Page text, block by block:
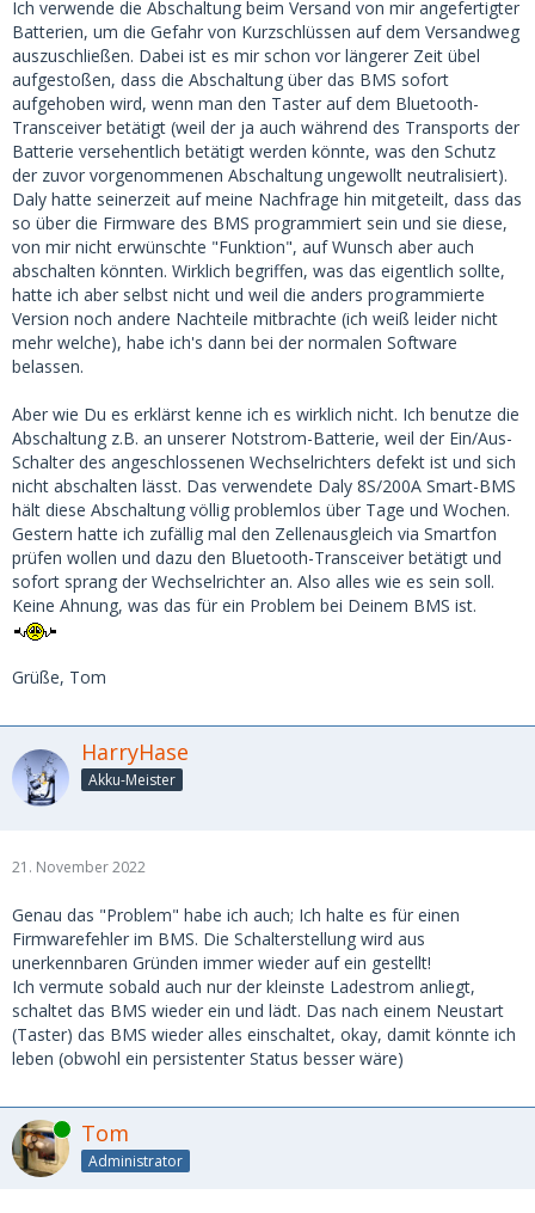
Ich verwende die Abschaltung beim Versand von mir angefertigter
Batterien, um die Gefahr von Kurzschlüssen auf dem Versandweg
auszuschließen. Dabei ist es mir schon vor längerer Zeit übel
aufgestoßen, dass die Abschaltung über das BMS sofort
aufgehoben wird, wenn man den Taster auf dem Bluetooth-
Transceiver betätigt (weil der ja auch während des Transports der
Batterie versehentlich betätigt werden könnte, was den Schutz
der zuvor vorgenommenen Abschaltung ungewollt neutralisiert).
Daly hatte seinerzeit auf meine Nachfrage hin mitgeteilt, dass das
so über die Firmware des BMS programmiert sein und sie diese,
von mir nicht erwünschte "Funktion", auf Wunsch aber auch
abschalten könnten. Wirklich begriffen, was das eigentlich sollte,
hatte ich aber selbst nicht und weil die anders programmierte
Version noch andere Nachteile mitbrachte (ich weiß leider nicht
mehr welche), habe ich's dann bei der normalen Software
belassen.
Aber wie Du es erklärst kenne ich es wirklich nicht. Ich benutze die
Abschaltung z.B. an unserer Notstrom-Batterie, weil der Ein/Aus-
Schalter des angeschlossenen Wechselrichters defekt ist und sich
nicht abschalten lässt. Das verwendete Daly 8S/200A Smart-BMS
hält diese Abschaltung völlig problemlos über Tage und Wochen.
Gestern hatte ich zufällig mal den Zellenausgleich via Smartfon
prüfen wollen und dazu den Bluetooth-Transceiver betätigt und
sofort sprang der Wechselrichter an. Also alles wie es sein soll.
Keine Ahnung, was das für ein Problem bei Deinem BMS ist.
Grüße, Tom
HarryHase
Akku-Meister
21. November 2022
Genau das "Problem" habe ich auch; Ich halte es für einen
Firmwarefehler im BMS. Die Schalterstellung wird aus
unerkennbaren Gründen immer wieder auf ein gestellt!
Ich vermute sobald auch nur der kleinste Ladestrom anliegt,
schaltet das BMS wieder ein und lädt. Das nach einem Neustart
(Taster) das BMS wieder alles einschaltet, okay, damit könnte ich
leben (obwohl ein persistenter Status besser wäre)
Online Tom
Administrator